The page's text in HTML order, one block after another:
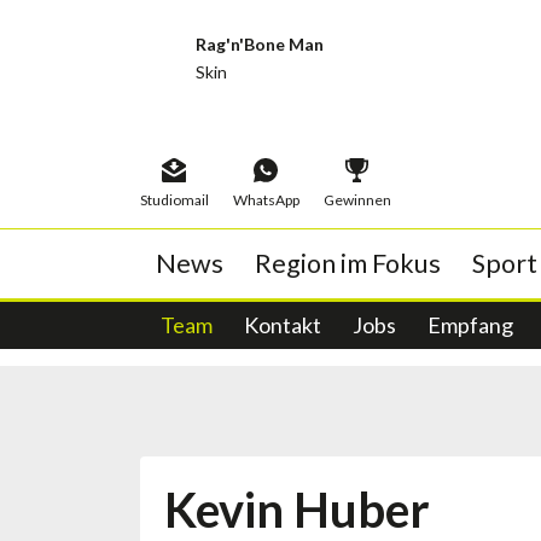
Rag'n'Bone Man
Skin
Studiomail WhatsApp Gewinnen
News
Abstimmungen Wahlen
Region im Fokus
neo1 Porträt Wochenthemen
Sport
Sportstory Schwingen Tiger-Egge
Album der Woche Titelticker
Team Kontakt Jobs Empfang
Echte Erfahrungen Publireportagen
Glacé-Friti
Kevin Huber